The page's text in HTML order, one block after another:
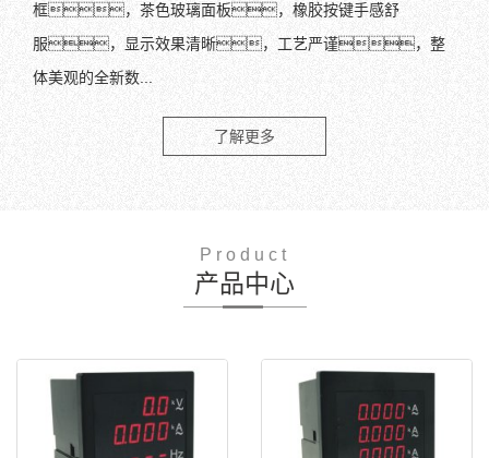
框，茶色玻璃面板，橡胶按键手感舒
服，显示效果清晰，工艺严谨，整
体美观的全新数...
了解更多
Product
产品中心